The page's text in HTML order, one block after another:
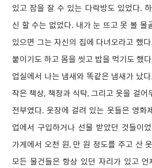
있고 잠을 잘 수 있는 다락방도 있었다.
신 할 수는 없었다. 내가 눈 뜨고 못 볼 몰
있으면 그는 자신의 집에 다녀오라고 했
붙이기도 하고 몸을 씻고 밥을 먹기도 했
업실에서 나는 냄새와 똑같은 냄새가 났
작은 책상, 책장과 식탁, 그리고 옷을 걸어
전부였다. 옷장에 걸려 있는 옷들은 영화
업에서 구입하거나 선물 받았던 것들이
가게에서 오천 원, 만 원 정도를 주고 산
모든 물건들은 항상 있던 자리가 있고 언